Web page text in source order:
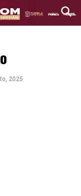
2025